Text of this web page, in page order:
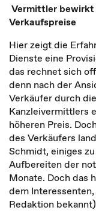
Vermittler bewirkt
Verkaufspreise
Hier zeigt die
Dienste eine
das rechnet sich
denn nach der
Verkäufer durch
Kanzleivermittlers
höheren Preis.
des Verkäufers
Schmidt, einiges
Aufbereiten der
Monate. Doch das
dem
Redaktion